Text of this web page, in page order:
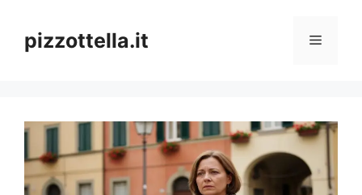
contenuto
pizzottella.it Menu